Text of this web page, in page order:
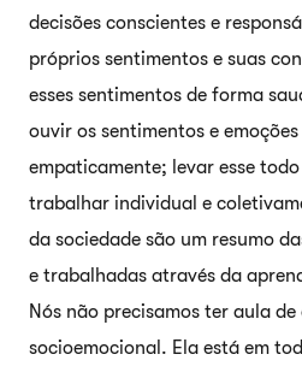
decisões conscientes e
próprios sentimentos e suas
esses sentimentos de forma
ouvir os sentimentos e
empaticamente; levar esse
trabalhar individual e
da sociedade são um resumo
e trabalhadas através da
Nós não precisamos ter aula
socioemocional. Ela está em